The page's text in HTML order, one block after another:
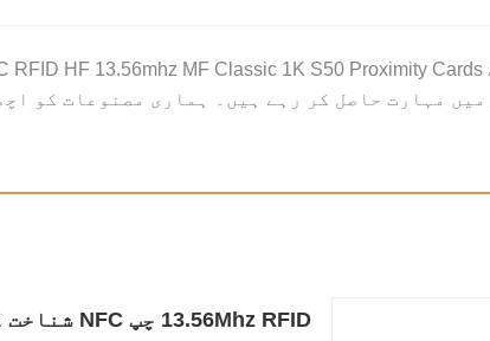
13.56Mhz RFID چپ NFC شناخت کنگن نایلان NFC کلائی بند